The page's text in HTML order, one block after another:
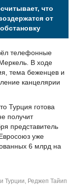
что
от
телефонные
В ходе
тема беженцев и
канцелярии
Турция готова
получит
представитель
уже
6 млрд на
Турции, Реджеп Тайип